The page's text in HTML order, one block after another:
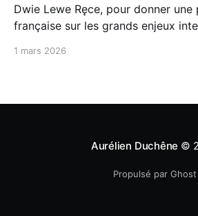
Dwie Lewe Ręce, pour donner une
française sur les grands enjeux
1 mars 2026
Aurélien Duchêne ©
Propulsé par Ghost